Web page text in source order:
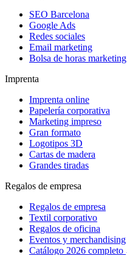
SEO Barcelona
Google Ads
Redes sociales
Email marketing
Bolsa de horas marketing
Imprenta
Imprenta online
Papelería corporativa
Marketing impreso
Gran formato
Logotipos 3D
Cartas de madera
Grandes tiradas
Regalos de empresa
Regalos de empresa
Textil corporativo
Regalos de oficina
Eventos y merchandising
Catálogo 2026 completo